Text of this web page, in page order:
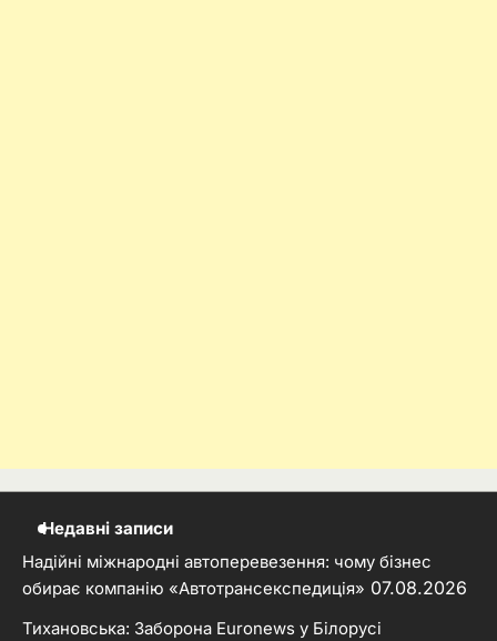
Недавні записи
Надійні міжнародні автоперевезення: чому бізнес
обирає компанію «Автотрансекспедиція» 07.08.2026
Тихановська: Заборона Euronews у Білорусі